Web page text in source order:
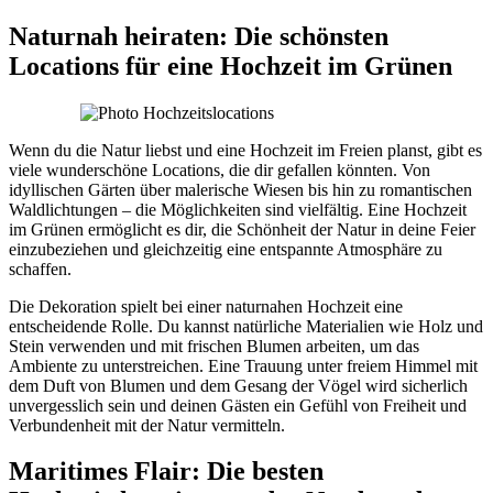
Naturnah heiraten: Die schönsten
Locations für eine Hochzeit im Grünen
Wenn du die Natur liebst und eine Hochzeit im Freien planst, gibt es
viele wunderschöne Locations, die dir gefallen könnten. Von
idyllischen Gärten über malerische Wiesen bis hin zu romantischen
Waldlichtungen – die Möglichkeiten sind vielfältig. Eine Hochzeit
im Grünen ermöglicht es dir, die Schönheit der Natur in deine Feier
einzubeziehen und gleichzeitig eine entspannte Atmosphäre zu
schaffen.
Die Dekoration spielt bei einer naturnahen Hochzeit eine
entscheidende Rolle. Du kannst natürliche Materialien wie Holz und
Stein verwenden und mit frischen Blumen arbeiten, um das
Ambiente zu unterstreichen. Eine Trauung unter freiem Himmel mit
dem Duft von Blumen und dem Gesang der Vögel wird sicherlich
unvergesslich sein und deinen Gästen ein Gefühl von Freiheit und
Verbundenheit mit der Natur vermitteln.
Maritimes Flair: Die besten